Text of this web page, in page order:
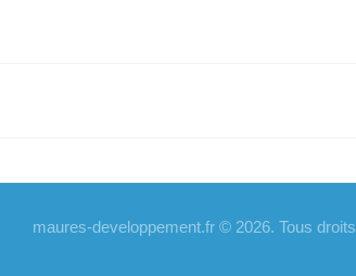
maures-developpement.fr © 2026. Tous